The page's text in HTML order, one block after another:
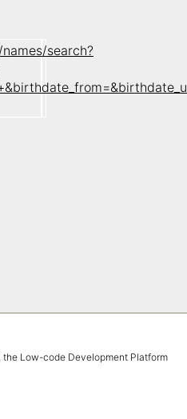
search?
, the Low-code Development Platform